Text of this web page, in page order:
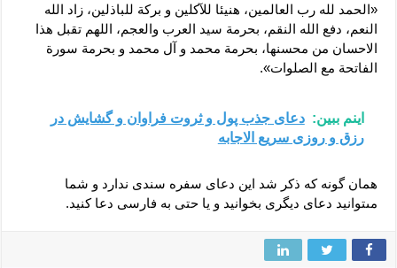
«الحمد لله رب العالمين، هنيئا للآكلين و بركة للباذلين، زاد الله
النعم، دفع الله النقم، بحرمة سيد العرب والعجم، اللهم تقبل هذا
الاحسان من محسنها، بحرمة محمد و آل محمد و بحرمة سورة
الفاتحة مع الصلوات».
اینم ببین: دعای جذب پول و ثروت فراوان و گشایش در
رزق و روزی سریع الاجابه
همان گونه كه ذكر شد اين دعای سفره سندى ندارد و شما
مى‏توانيد دعاى ديگرى بخوانيد و يا حتى به فارسى دعا كنيد.